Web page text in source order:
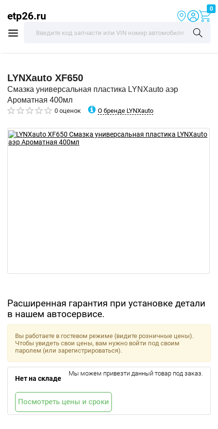
etp26.ru
0
LYNXauto XF650
Смазка универсальная пластика LYNXauto аэр
Ароматная 400мл
0 оценок О бренде LYNXauto
Расширенная гарантия при установке детали
в нашем автосервисе.
Вы работаете в гостевом режиме (видите розничные цены).
Чтобы увидеть свои цены, вам нужно войти под своим
паролем (или зарегистрироваться).
Нет на складе
Мы можем привезти данный товар под заказ.
Посмотреть цены и сроки